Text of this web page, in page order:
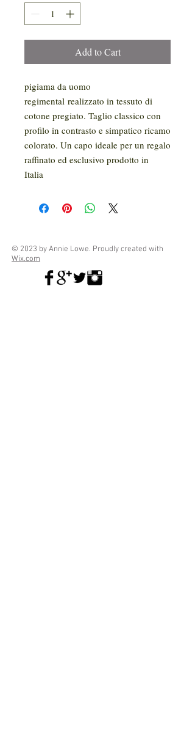
Add to Cart
pigiama da uomo
regimental realizzato in tessuto di
cotone pregiato. Taglio classico con
profilo in contrasto e simpatico ricamo
colorato. Un capo ideale per un regalo
raffinato ed esclusivo prodotto in
Italia
© 2023 by Annie Lowe. Proudly created with
Wix.com